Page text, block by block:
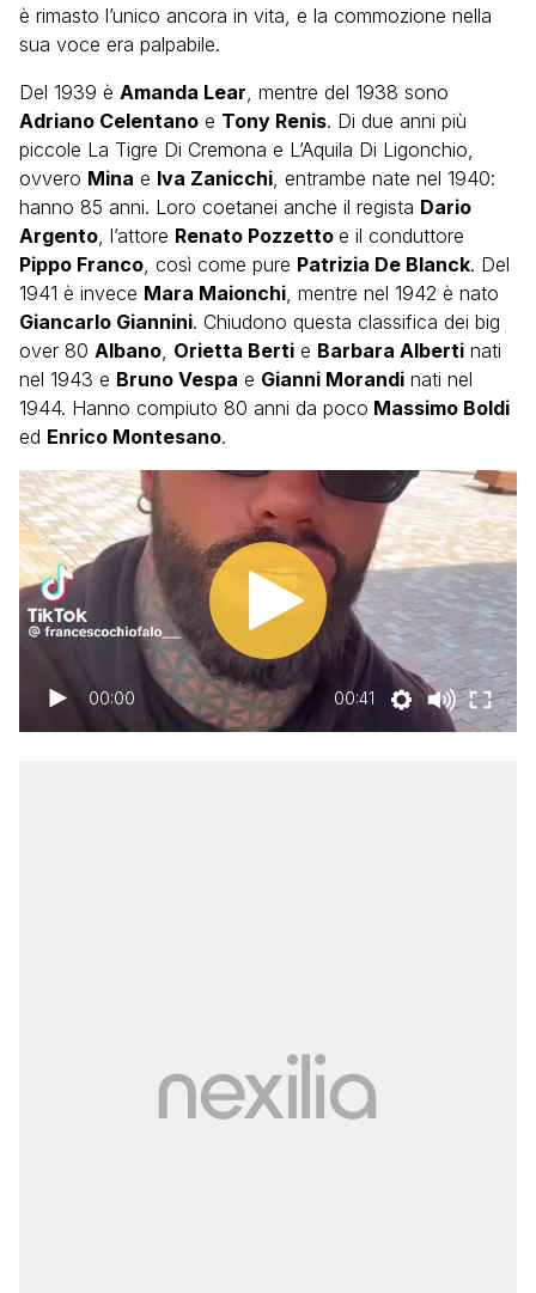
è rimasto l’unico ancora in vita, e la commozione nella
sua voce era palpabile.
Del 1939 è Amanda Lear , mentre del 1938 sono
Adriano Celentano e Tony Renis. Di due anni più
piccole La Tigre Di Cremona e L’Aquila Di Ligonchio,
ovvero Mina e Iva Zanicchi , entrambe nate nel 1940:
hanno 85 anni. Loro coetanei anche il regista Dario
Argento , l’attore Renato Pozzetto e il conduttore
Pippo Franco , così come pure Patrizia De Blanck. Del
1941 è invece Mara Maionchi , mentre nel 1942 è nato
Giancarlo Giannini. Chiudono questa classifica dei big
over 80 Albano Orietta Berti e Barbara Alberti nati
nel 1943 e Bruno Vespa e Gianni Morandi nati nel
1944. Hanno compiuto 80 anni da poco Massimo Boldi
ed Enrico Montesano.
00:00 00:41